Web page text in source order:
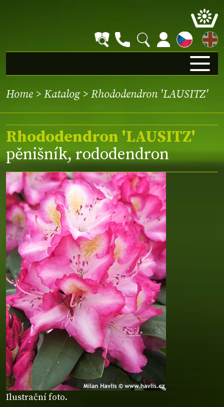
EN
Home > Katalog> Rhododendron 'LAUSITZ'
Ilustrační foto.
Rhododendron 'LAUSITZ'
pěnišník, rododendron